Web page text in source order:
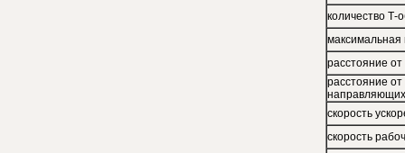
количество Т-
максимальная
расстояние
расстояние
направляющих
скорость
скорость